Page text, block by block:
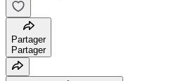
Partager
Partager